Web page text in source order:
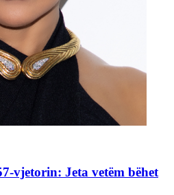
vjetorin: Jeta vetëm bëhet